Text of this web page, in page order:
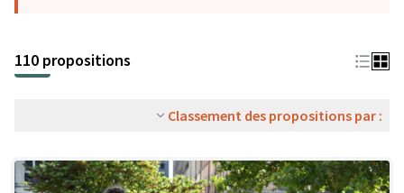
110 propositions
Classement des propositions par :